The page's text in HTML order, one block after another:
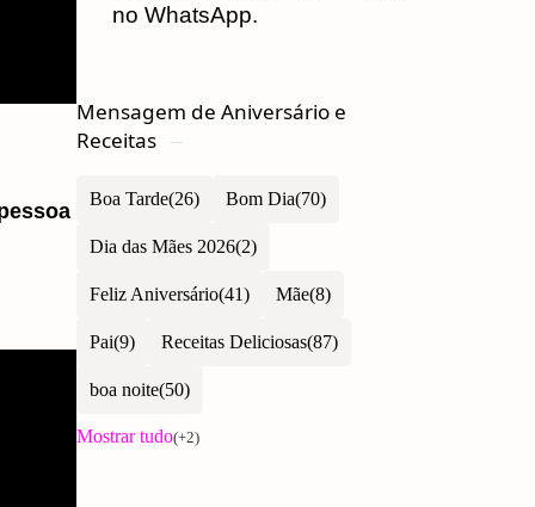
no WhatsApp.
Mensagem de Aniversário e
Receitas
Boa Tarde Bom Dia
Dia das Mães 2026
Feliz Aniversário Mãe
Pai Receitas Deliciosas
boa noite